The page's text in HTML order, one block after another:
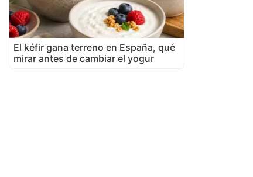
El kéfir gana terreno en España, qué
mirar antes de cambiar el yogur